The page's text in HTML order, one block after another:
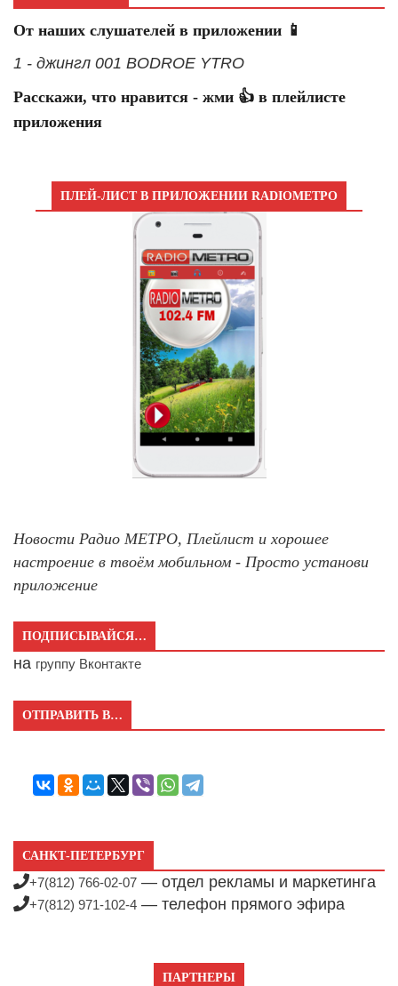
От наших слушателей в приложении 📱
1 - джингл 001 BODROE YTRO
Расскажи, что нравится - жми 👍 в плейлисте
приложения
ПЛЕЙ-ЛИСТ В ПРИЛОЖЕНИИ RADIOМЕТРО
Новости Радио МЕТРО, Плейлист и хорошее
настроение в твоём мобильном - Просто установи
приложение
ПОДПИСЫВАЙСЯ…
на группу Вконтакте
ОТПРАВИТЬ В…
САНКТ-ПЕТЕРБУРГ
+7(812) 766-02-07 — отдел рекламы и маркетинга
+7(812) 971-102-4 — телефон прямого эфира
ПАРТНЕРЫ